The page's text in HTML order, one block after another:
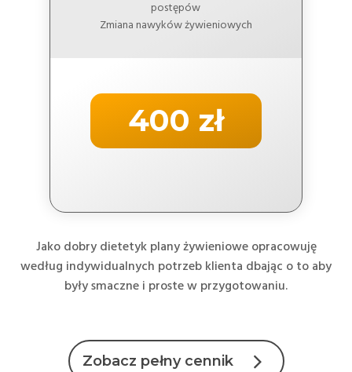
postępów
Zmiana nawyków żywieniowych
400 zł
Jako dobry dietetyk plany żywieniowe opracowuję
według indywidualnych potrzeb klienta dbając o to aby
były smaczne i proste w przygotowaniu.
Zobacz pełny cennik